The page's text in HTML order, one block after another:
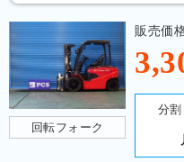
回転フォーク
販売価
分